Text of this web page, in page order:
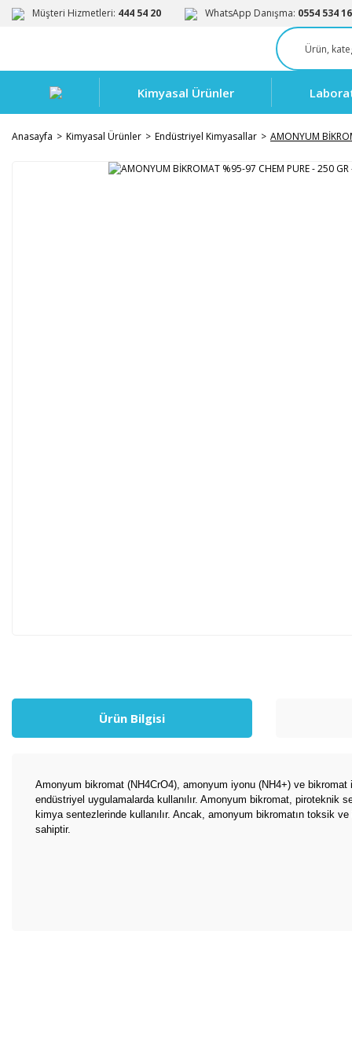
Müşteri Hizmetleri: 444 54 20 WhatsApp Danışma: 0554 534
Kimyasal Ürünler
Anasayfa Kimyasal Ürünler Endüstriyel Kimyasallar AMONYUM
Ürün Bilgisi
Amonyum bikromat (NH4CrO4), amonyum iyonu (NH4+) ve
endüstriyel uygulamalarda kullanılır. Amonyum bikromat, piroteknik
kimya sentezlerinde kullanılır. Ancak, amonyum bikromatın toksik
sahiptir.